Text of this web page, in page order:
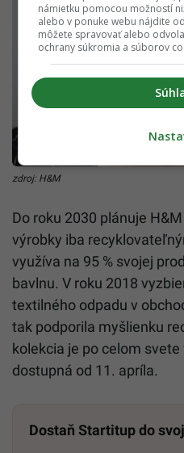
zdroj: H&M
Do roku 2030 plánuje
výrobky iba
využíva na 95 % svojej
bavlnu. V roku 2018
textilného odpadu v
tak podporila myšlienku
kolekcia je po celom
dostupná od 11. apríla.
Dostaň Startitup do
námietku pomocou možností
alebo v ponuke webu nájdite
môžete spravovať alebo
ochrany súkromia a súborov